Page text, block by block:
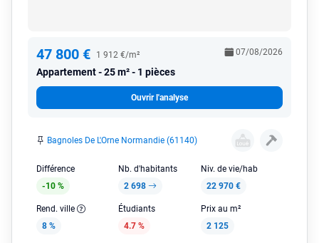
47 800 € 1 912 €/m²
Appartement 25 m² - 1 pièces
07/08/2026
Ouvrir l'analyse
Bagnoles De L'Orne Normandie (61140)
Différence
-10 %
Nb. d'habitants
2 698
Niv. de vie/hab
22 970 €
Rend. ville
8 %
Étudiants
4.7 %
Prix au m²
2 125